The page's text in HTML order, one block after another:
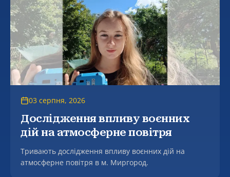
підготовки» за спеціальністю 231 – Соціальна
робота.
03 серпня, 2026
Дослідження впливу воєнних
дій на атмосферне повітря
Тривають дослідження впливу воєнних дій на
атмосферне повітря в м. Миргород.